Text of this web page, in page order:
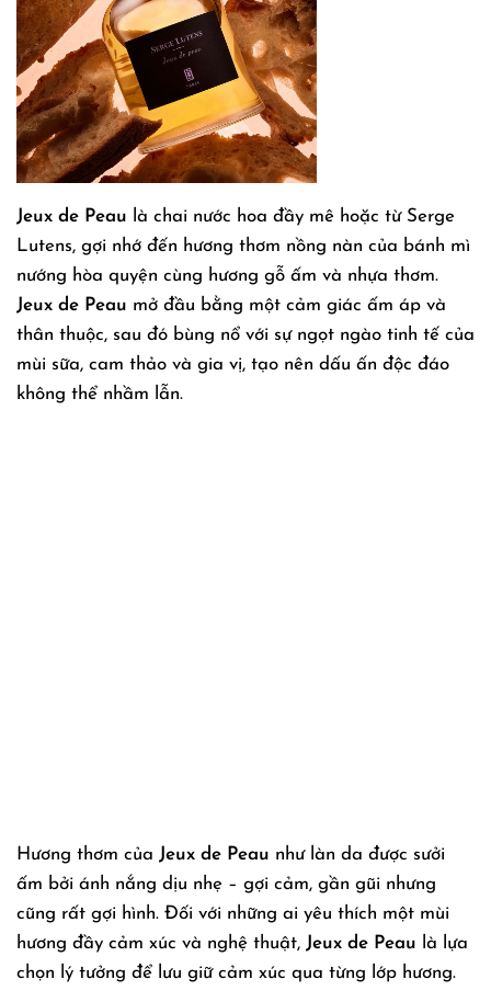
Jeux de Peau là chai nước hoa đầy mê hoặc từ Serge
Lutens, gợi nhớ đến hương thơm nồng nàn của bánh mì
nướng hòa quyện cùng hương gỗ ấm và nhựa thơm.
Jeux de Peau mở đầu bằng một cảm giác ấm áp và
thân thuộc, sau đó bùng nổ với sự ngọt ngào tinh tế của
mùi sữa, cam thảo và gia vị, tạo nên dấu ấn độc đáo
không thể nhầm lẫn.
Hương thơm của Jeux de Peau như làn da được sưởi
ấm bởi ánh nắng dịu nhẹ – gợi cảm, gần gũi nhưng
cũng rất gợi hình. Đối với những ai yêu thích một mùi
hương đầy cảm xúc và nghệ thuật, Jeux de Peau là lựa
chọn lý tưởng để lưu giữ cảm xúc qua từng lớp hương.